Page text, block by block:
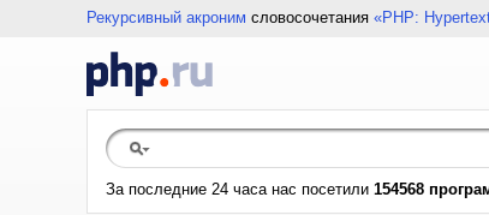
Рекурсивный акроним словосочетания «PHP:
За последние 24 часа нас посетили 154568